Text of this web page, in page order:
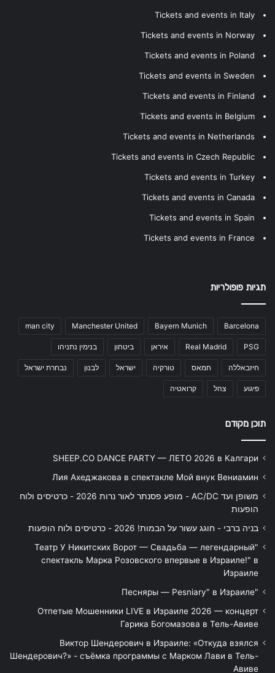
Tickets and events in Italy
Tickets and events in Norway
Tickets and events in Poland
Tickets and events in Sweden
Tickets and events in Finland
Tickets and events in Belgium
Tickets and events in Netherlands
Tickets and events in Czech Republic
Tickets and events in Turkey
Tickets and events in Canada
Tickets and events in Spain
Tickets and events in France
תגיות פופולריות
Barcelona
Bayern Munich
Manchester United
man city
PSG
Real Madrid איראן ביטחון בנימין נתניהו
חיזבאללה חמאס טורקיה ישראל לבנון נבחרת ישראל
פיגוע צהל קרואטיה
תוכן מקודם
SHEEP.CO DANCE PARTY — ЛЕТО 2026 в Калгари
Лия Ахеджакова в спектакле Мой внук Вениамин
משופן ועד AC/DC - מופע פסנתר לאור נרות 2026 - כרטיסים ולוח
הופעות
בניה ברבי - חוגג עשור על הבמות! 2026 - כרטיסים ולוח הופעות
"Театр У Никитских Ворот — Свадьба — легендарный
спектакль Марка Розовского впервые в Израиле!" в
Израиле
"Песняры — Pesniary" в Израиле
Отпетые Мошенники LIVE в Израиле 2026 — концерт
Гарика Богомазова в Тель-Авиве
Виктор Шендерович в Израиле: «Откуда взялся
Шендерович?» - съёмка программы с Марком Лави в Тель-
Авиве